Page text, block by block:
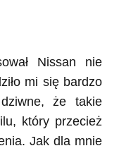
Nissan nie
mi się bardzo
że takie
który przecież
Jak dla mnie